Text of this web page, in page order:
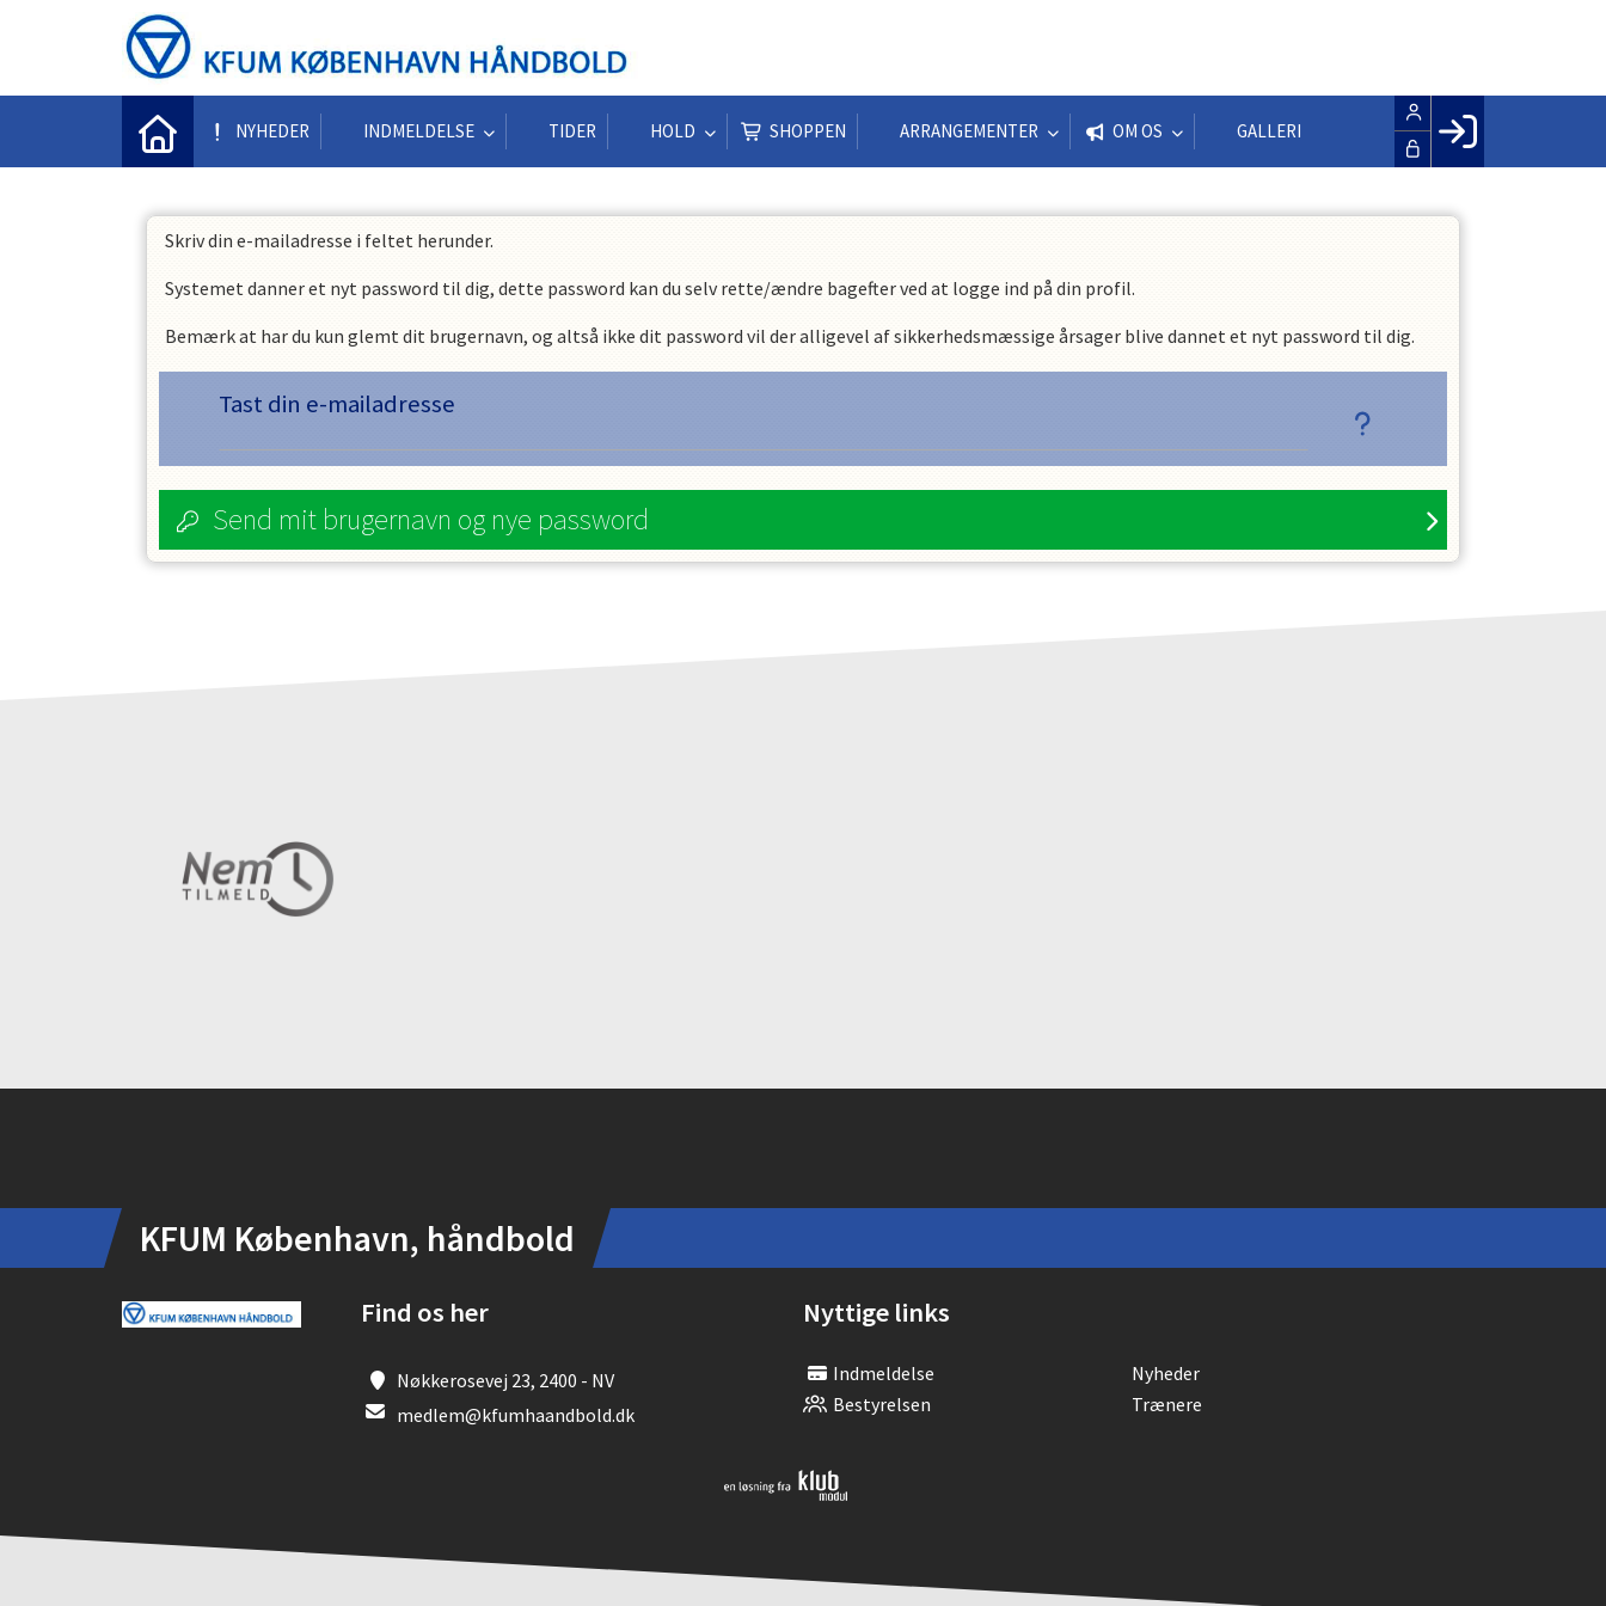
NYHEDER INDMELDELSE TIDER HOLD SHOPPEN ARRANGEMENTER OM OS GALLERI
Skriv din e-mailadresse i feltet herunder.
Systemet danner et nyt password til dig, dette password kan du selv rette/ændre bagefter ved at logge ind på din profil.
Bemærk at har du kun glemt dit brugernavn, og altså ikke dit password vil der alligevel af sikkerhedsmæssige årsager blive dannet et nyt password til dig.
Tast din e-mailadresse
Send mit brugernavn og nye password
KFUM København, håndbold
Find os her
Nøkkerosevej 23, 2400 - NV
medlem@kfumhaandbold.dk
Nyttige links
Indmeldelse
Nyheder
Bestyrelsen
Trænere